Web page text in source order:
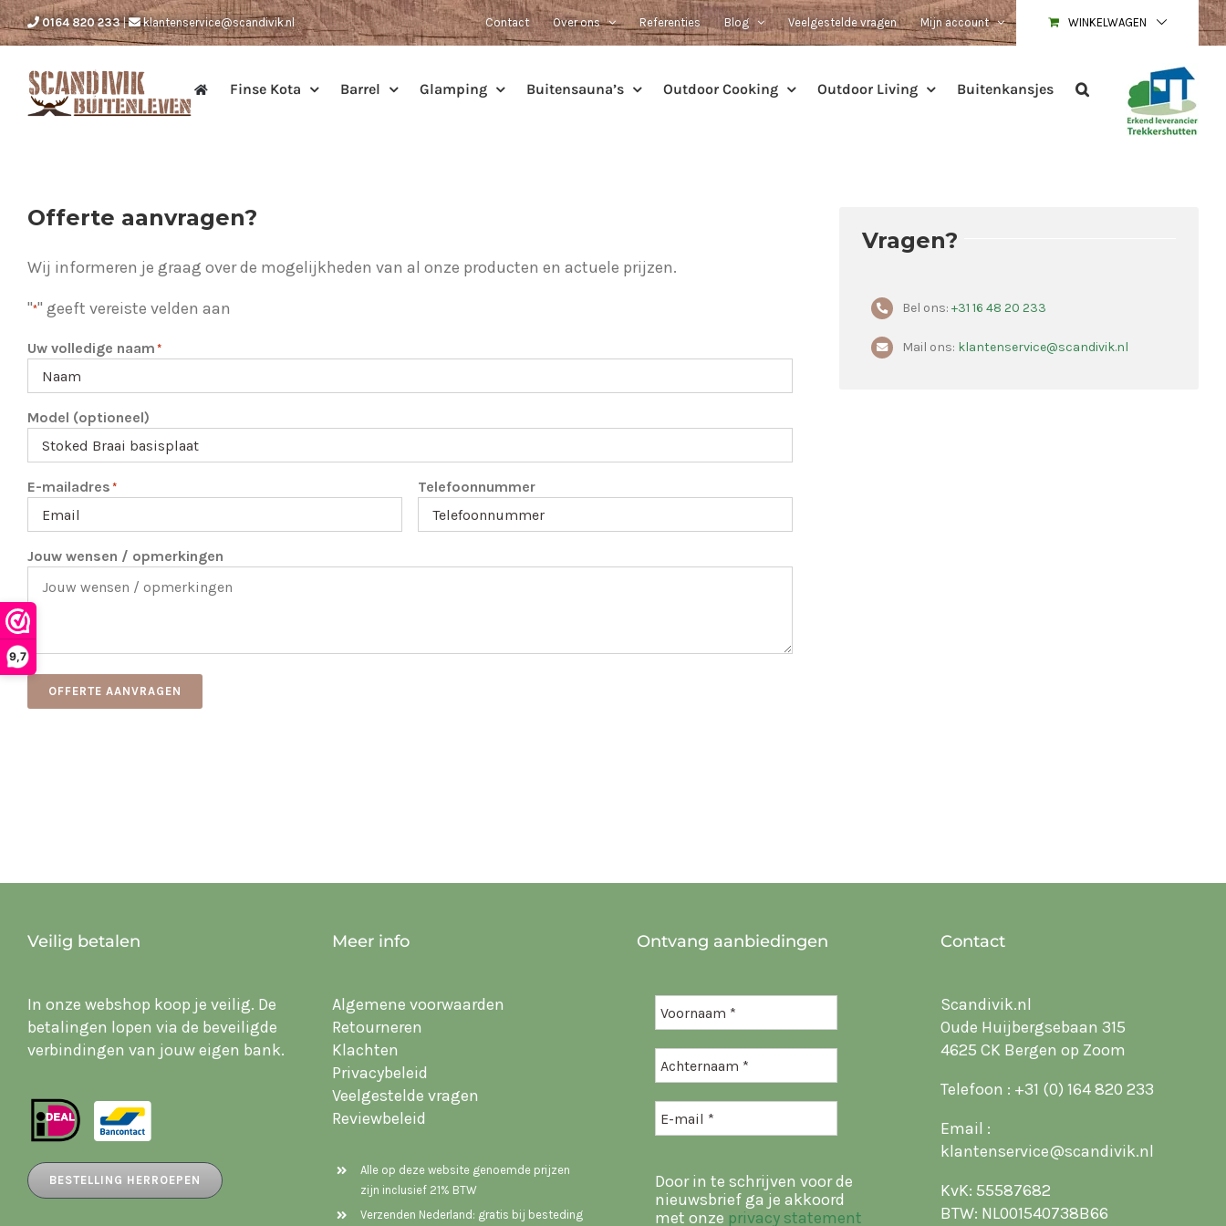
9,7
Ga
naar
0164 820 233| klantenservice@scandivik.nl Contact Over ons Referenties Blog Veelgestelde vragen Mijn account WINKELWAGEN
Finse Kota Barrel Glamping Buitensauna’s Outdoor Cooking Outdoor Living Buitenkansjes
Offerte aanvragen?
Wij informeren je graag over de mogelijkheden van al onze producten en actuele prijzen.
"*" geeft vereiste velden aan
Uw volledige naam *
Model (optioneel)
E-mailadres * Telefoonnummer
Jouw wensen / opmerkingen
OFFERTE AANVRAGEN
Vragen?
Bel ons: +31 16 48 20 233
Mail ons: klantenservice@scandivik.nl
Veilig betalen
In onze webshop koop je veilig. De
betalingen lopen via de beveiligde
verbindingen van jouw eigen bank.
BESTELLING HERROEPEN
Meer info
Algemene voorwaarden
Retourneren
Klachten
Privacybeleid
Veelgestelde vragen
Reviewbeleid
Alle op deze website genoemde prijzen
zijn inclusief 21% BTW
Verzenden Nederland: gratis bij besteding
Ontvang aanbiedingen
Door in te schrijven voor de
nieuwsbrief ga je akkoord
met onze privacy statement
Contact
Scandivik.nl
Oude Huijbergsebaan 315
4625 CK Bergen op Zoom
Telefoon : +31 (0) 164 820 233
Email :
klantenservice@scandivik.nl
KvK: 55587682
BTW: NL001540738B66